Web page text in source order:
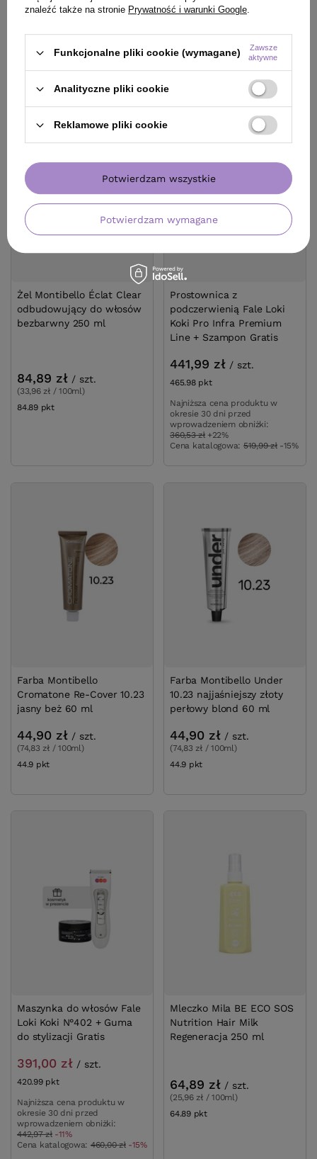
(33,68 zł / 100ml)
21.89pkt punktów
(74,83 zł / 100ml)
44.9pktpunktów
Żel Montibello Éclat Clear
odbudowujący do włosów
bezbarwny 250 ml
84,89 zł / szt.
(33,96 zł / 100ml)
84.89 pktpunktów
Prostownica z
podczerwienią Fale Loki
Koki Pro Infra Premium
Line + Szampon Gratis
441,99 zł / szt.
465.98 pktpunktów
Najniższa cena produktu w
okresie 30 dni przed
wprowadzeniem obniżki:
360,53 zł +22%
Cena katalogowa: 519,99 zł -15%
Farba Montibello
Cromatone Re-Cover 10.23
jasny beż 60 ml
44,90 zł / szt.
(74,83 zł / 100ml)
44.9 pkt
Farba Montibello Under
10.23 najjaśniejszy złoty
perłowy blond 60 ml
44,90 zł / szt.
(74,83 zł / 100ml)
44.9 pkt
Maszynka do włosów Fale
Loki Koki N°402 + Guma
do stylizacji Gratis
391,00 zł / szt.
420.99 pktpunktów
Najniższa cena produktu w
okresie 30 dni przed
wprowadzeniem obniżki:
442,97 zł -11%
Cena katalogowa: 460,00 zł -15%
Mleczko Mila BE ECO SOS
Nutrition Hair Milk
Regeneracja 250 ml
64,89 zł / szt.
(25,96 zł / 100ml)
64.89 pktpunktów
znaleźć także na stronie Prywatność i warunki Google.
Funkcjonalne pliki cookie (wymagane)
Zawsze
aktywne
Analityczne pliki cookie
Reklamowe pliki cookie
Potwierdzam wymagane
Potwierdzam wszystkie